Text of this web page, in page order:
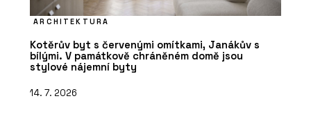
ARCHITEKTURA
Kotěrův byt s červenými omítkami, Janákův s
bílými. V památkově chráněném domě jsou
stylové nájemní byty
14. 7. 2026